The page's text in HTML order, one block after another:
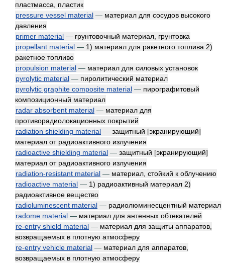
пластмасса, пластик
pressure vessel material — материал для сосудов высокого
давления
primer material — грунтовочный материал, грунтовка
propellant material — 1) материал для ракетного топлива 2)
ракетное топливо
propulsion material — материал для силовых установок
pyrolytic material — пиролитический материал
pyrolytic graphite composite material — пирографитовый
композиционный материал
radar absorbent material — материал для
противорадиолокационных покрытий
radiation shielding material — защитный [экранирующий]
материал от радиоактивного излучения
radioactive shielding material — защитный [экранирующий]
материал от радиоактивного излучения
radiation-resistant material — материал, стойкий к облучению
radioactive material — 1) радиоактивный материал 2)
радиоактивное вещество
radioluminescent material — радиолюминесцентный материал
radome material — материал для антенных обтекателей
re-entry shield material — материал для защиты аппаратов,
возвращаемых в плотную атмосферу
re-entry vehicle material — материал для аппаратов,
возвращаемых в плотную атмосферу